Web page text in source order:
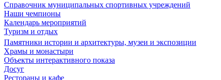
Справочник муниципальных спортивных учреждений
Наши чемпионы
Календарь мероприятий
Туризм и отдых
Памятники истории и архитектуры, музеи и экспозиции
Храмы и монастыри
Объекты интерактивного показа
Досуг
Рестораны и кафе